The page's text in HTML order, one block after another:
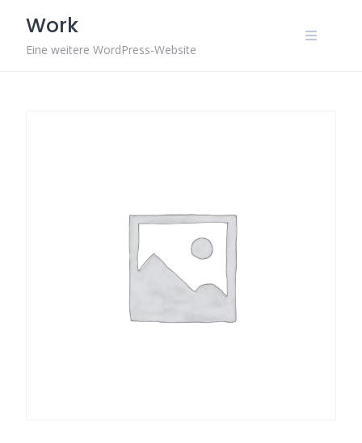
content
Work
Eine weitere WordPress-Website